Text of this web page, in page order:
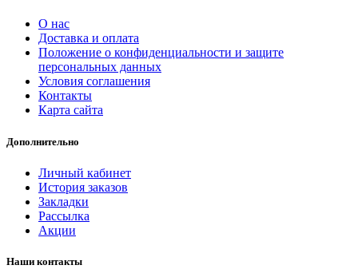
О нас
Доставка и оплата
Положение о конфиденциальности и защите
персональных данных
Условия соглашения
Контакты
Карта сайта
Дополнительно
Личный кабинет
История заказов
Закладки
Рассылка
Акции
Наши контакты